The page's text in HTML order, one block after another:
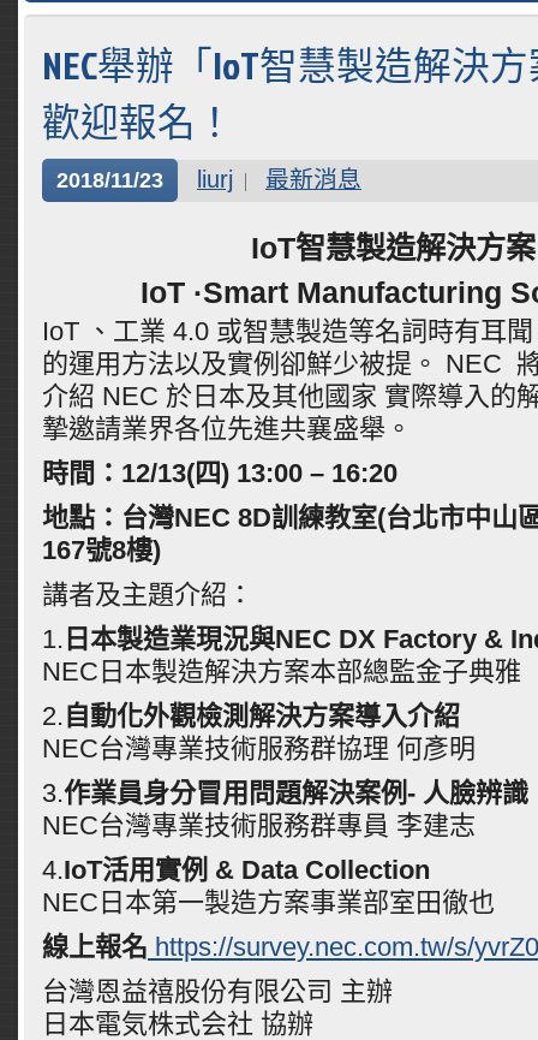
NEC舉辦「IoT智慧製造解決
歡迎報名！
2018/11/23 liurj 最新消息
IoT智慧製造解決方案
IoT ·Smart Manufacturing
IoT 、工業 4.0 或智慧製造等名詞時有耳
的運用方法以及實例卻鮮少被提。 NEC
介紹 NEC 於日本及其他國家 實際導入的
摯邀請業界各位先進共襄盛舉。
時間：12/13(四) 13:00 – 16:20
地點：台灣NEC 8D訓練教室(台北市中山
167號8樓)
講者及主題介紹：
1. 日本製造業現況與NEC DX Factory &
NEC日本製造解決方案本部總監金子典雅
2.自動化外觀檢測解決方案導入介紹
NEC台灣專業技術服務群協理 何彥明
3.作業員身分冒用問題解決案例- 人臉辨識
NEC台灣專業技術服務群專員 李建志
4.IoT活用實例 & Data Collection
NEC日本第一製造方案事業部室田徹也
線上報名 https://survey.nec.com.tw/s/yvrZ0
台灣恩益禧股份有限公司 主辦
日本電気株式会社 協辦